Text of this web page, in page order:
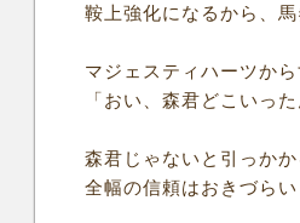
鞍上強化になるから、
マジェスティハーツか
「おい、森君どこいっ
森君じゃないと引っか
全幅の信頼はおきづらい